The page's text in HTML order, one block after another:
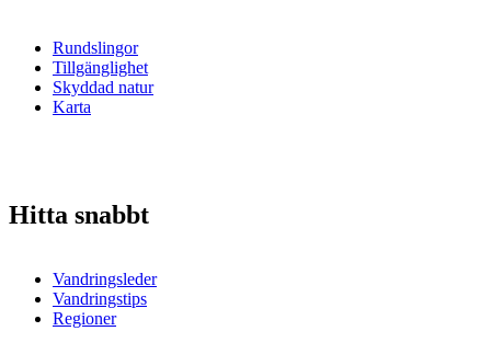
Rundslingor
Tillgänglighet
Skyddad natur
Karta
Hitta snabbt
Vandringsleder
Vandringstips
Regioner